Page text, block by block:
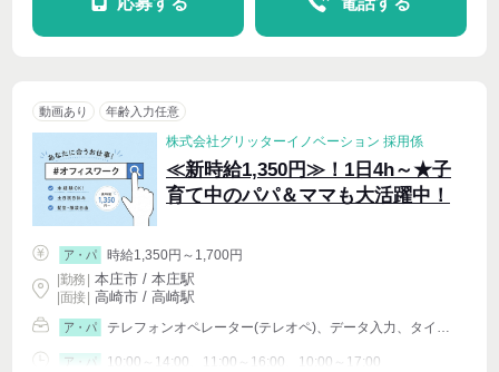
動画あり 年齢入力任意
株式会社グリッターイノベーション 採用係
≪新時給1,350円≫！1日4h～★子
育て中のパパ＆ママも大活躍中！
ア・パ
時給1,350円～1,700円
|勤務 本庄市 / 本庄駅
| 面接 | 高崎市 / 高崎駅
ア・パ テレフォンオペレーター(テレオペ)、データ入力、タイピング(PC・パソコン・インターネット)、イベントその他
ア・パ 10:00～14:00、11:00～16:00、10:00～17:00